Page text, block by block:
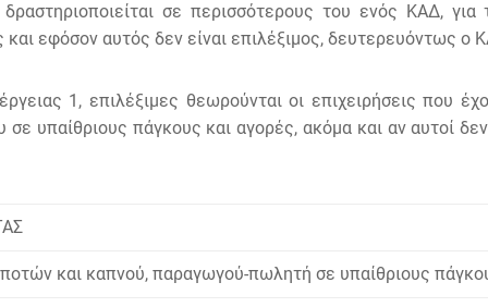
σε περισσότερους του ενός ΚΑΔ, για
εφόσον αυτός δεν είναι επιλέξιμος, δευτερευόντως ο
1, επιλέξιμες θεωρούνται οι επιχειρήσεις που
σε υπαίθριους πάγκους και αγορές, ακόμα και αν αυτοί
και καπνού, παραγωγού-πωλητή σε υπαίθριους